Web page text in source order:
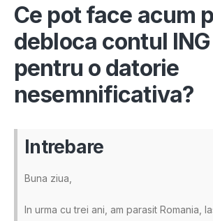
Servicii
Despre noi
Programeaza consultanta
Intrebari
Ce pot face acum
debloca contul
pentru o datorie
nesemnificativa?
Intrebare
Buna ziua,
In urma cu trei ani, am parasit Romania,